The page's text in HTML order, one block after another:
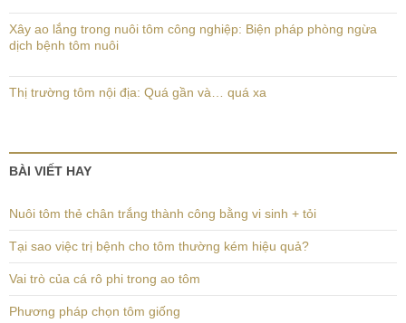
Xây ao lắng trong nuôi tôm công nghiệp: Biện pháp phòng ngừa
dịch bệnh tôm nuôi
Thị trường tôm nội địa: Quá gần và… quá xa
BÀI VIẾT HAY
Nuôi tôm thẻ chân trắng thành công bằng vi sinh + tỏi
Tại sao việc trị bệnh cho tôm thường kém hiệu quả?
Vai trò của cá rô phi trong ao tôm
Phương pháp chọn tôm giống